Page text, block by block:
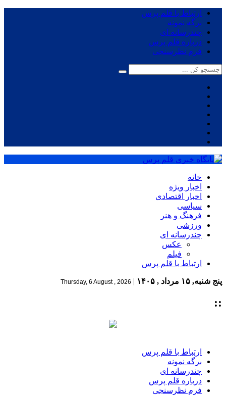
ارتباط با قلم پرس
برگه نمونه
چندرسانه ای
درباره قلم پرس
فرم نظرسنجی
خانه
اخبار ویژه
اخبار اقتصادی
سیاسی
فرهنگ و هنر
ورزشی
چندرسانه ای
عکس
فیلم
ارتباط با قلم پرس
پنج شنبه, ۱۵ مرداد , ۱۴۰۵ |
Thursday, 6 August , 2026
::
ارتباط با قلم پرس
برگه نمونه
چندرسانه ای
درباره قلم پرس
فرم نظرسنجی